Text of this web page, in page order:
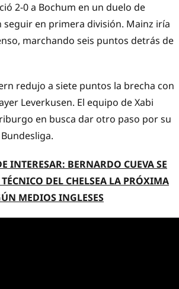
2-0 a Bochum en un duelo de
seguir en primera división. Mainz iría
marchando seis puntos detrás de
redujo a siete puntos la brecha con
Leverkusen. El equipo de Xabi
en busca dar otro paso por su
INTERESAR: BERNARDO CUEVA SE
DEL CHELSEA LA PRÓXIMA
MEDIOS INGLESES